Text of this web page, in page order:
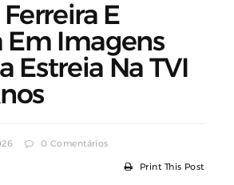
E
Em Imagens
Estreia Na TVI
0 Comentários
Print This Post